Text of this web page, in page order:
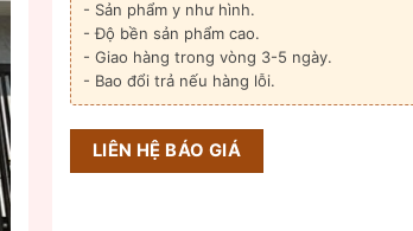
- Sản phẩm y như hình.
- Độ bền sản phẩm cao.
- Giao hàng trong vòng 3-5 ngày.
- Bao đổi trả nếu hàng lỗi.
LIÊN HỆ BÁO GIÁ